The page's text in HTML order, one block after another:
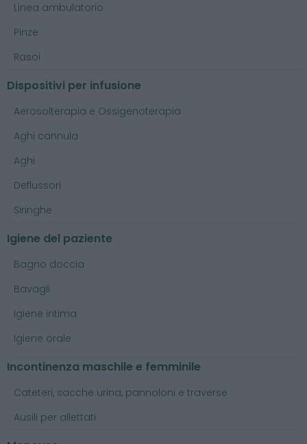
Linea ambulatorio
Pinze
Rasoi
Dispositivi per infusione
Aerosolterapia e Ossigenoterapia
Aghi cannula
Aghi
Deflussori
Siringhe
Igiene del paziente
Bagno doccia
Bavagli
Igiene intima
Igiene orale
Incontinenza maschile e femminile
Cateteri, sacche urina, pannoloni e traverse
Ausili per allettati